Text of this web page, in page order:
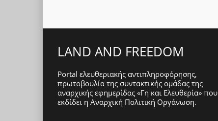
LAND AND FREEDOM
Portal ελευθεριακής αντιπληροφόρησης,
πρωτοβουλία της συντακτικής ομάδας της
αναρχικής εφημερίδας «Γη και Ελευθερία» που
εκδίδει η Αναρχική Πολιτική Οργάνωση.